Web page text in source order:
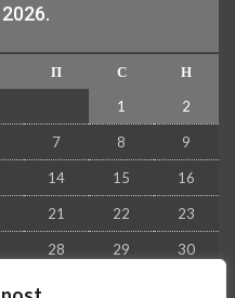
П С
Н
1
2
7 8 9
14 15 16
21 22 23
28 29 30